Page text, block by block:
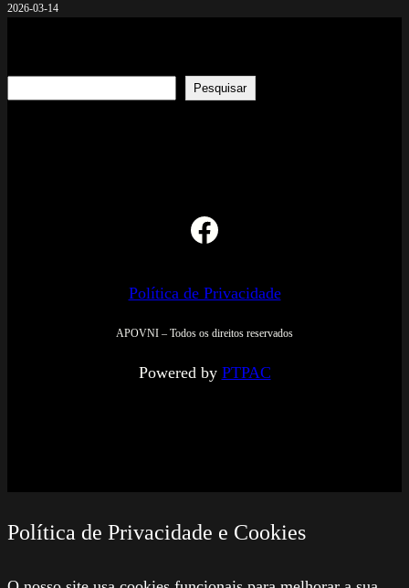
2026-03-14
Pesquisar
Facebook
Política de Privacidade
APOVNI – Todos os direitos reservados
Powered by PTPAC
Política de Privacidade e Cookies